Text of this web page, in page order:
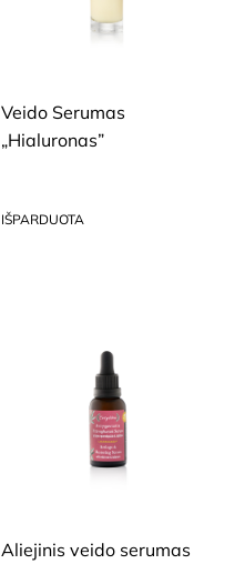
Veido Serumas
„Hialuronas”
IŠPARDUOTA
Aliejinis veido serumas